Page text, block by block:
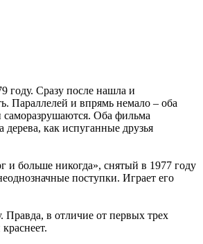
году. Сразу после нашла и
Параллелей и впрямь немало – оба
Оба фильма
дерева, как испуганные друзья
больше никогда», снятый в 1977 году
поступки. Играет его
Правда, в отличие от первых трех